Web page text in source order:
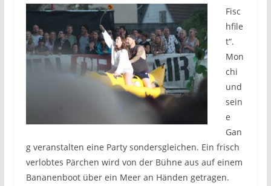
Fisc
hfile
t“.
Mon
chi
und
sein
e
Gan
g veranstalten eine Party sondersgleichen. Ein frisch
verlobtes Pärchen wird von der Bühne aus auf einem
Bananenboot über ein Meer an Händen getragen.